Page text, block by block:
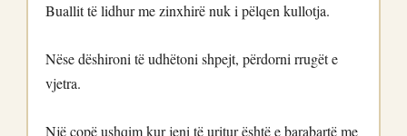
Buallit të lidhur me zinxhirë nuk i pëlqen kullotja.
Nëse dëshironi të udhëtoni shpejt, përdorni rrugët e
vjetra.
Një copë ushqim kur jeni të uritur është e barabartë me